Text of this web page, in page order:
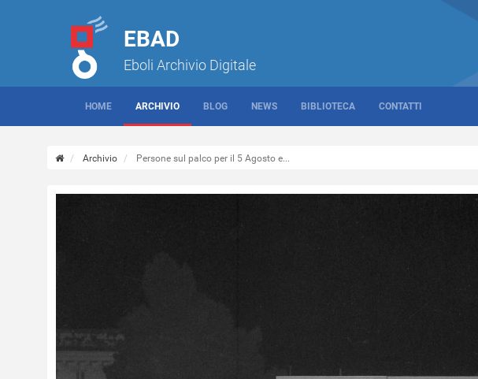
EBAD
Eboli Archivio Digitale
HOME ARCHIVIO BLOG NEWS BIBLIOTECA CONTATTI
Archivio Persone sul palco per il 5 Agosto e...